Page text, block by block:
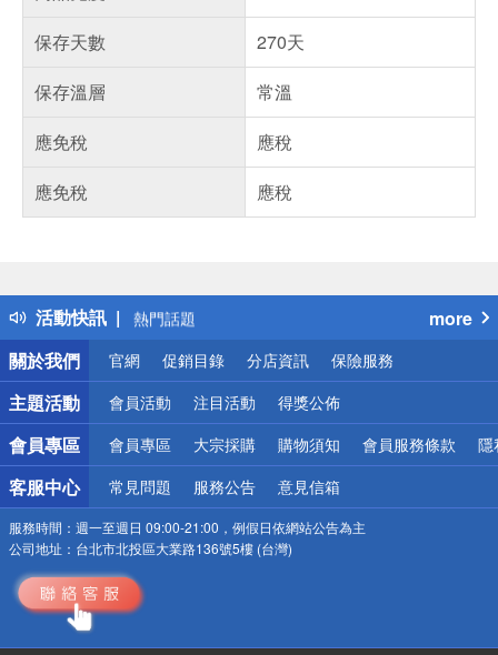
保存天數
270天
保存溫層
常溫
應免稅
應稅
應免稅
應稅
活動快訊
得獎公告
熱門話題
銀行優惠
偏遠地區配送
詐騙網頁！請小心！
more
關於我們
官網 促銷目錄 分店資訊 保險服務
主題活動 會員活動 注目活動 得獎公佈
會員專區 會員專區 大宗採購 購物須知 會員服務條款 隱
客服中心 常見問題 服務公告 意見信箱
服務時間： 週一至週日 09:00-21:00，例假日依網站公告為主
公司地址： 台北市北投區大業路136號5樓 (台灣)